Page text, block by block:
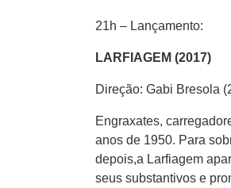
21h – Lançamento:
LARFIAGEM (2017)
Direção: Gabi Bresola
Engraxates,
anos de 1950. Para
depois,a Larfiagem
seus substantivos e